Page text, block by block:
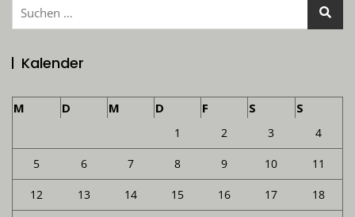
Suchen
Kalender
M D M D F S S
1 2 3 4
5 6 7 8 9 10 11
12 13 14 15 16 17 18